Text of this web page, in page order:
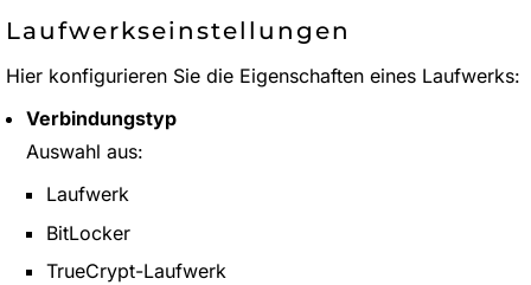
Laufwerkseinstellungen
Hier konfigurieren Sie die Eigenschaften eines Laufwerks:
Verbindungstyp
Auswahl aus:
Laufwerk
BitLocker
TrueCrypt-Laufwerk